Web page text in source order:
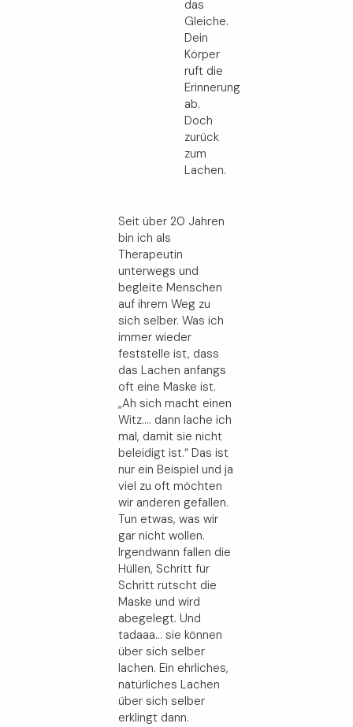
das
Gleiche.
Dein
Körper
ruft die
Erinnerung
ab.
Doch
zurück
zum
Lachen.
Seit über 20 Jahren
bin ich als
Therapeutin
unterwegs und
begleite Menschen
auf ihrem Weg zu
sich selber. Was ich
immer wieder
feststelle ist, dass
das Lachen anfangs
oft eine Maske ist.
„Ah sich macht einen
Witz…. dann lache ich
mal, damit sie nicht
beleidigt ist.“ Das ist
nur ein Beispiel und ja
viel zu oft möchten
wir anderen gefallen.
Tun etwas, was wir
gar nicht wollen.
Irgendwann fallen die
Hüllen, Schritt für
Schritt rutscht die
Maske und wird
abegelegt. Und
tadaaa… sie können
über sich selber
lachen. Ein ehrliches,
natürliches Lachen
über sich selber
erklingt dann.